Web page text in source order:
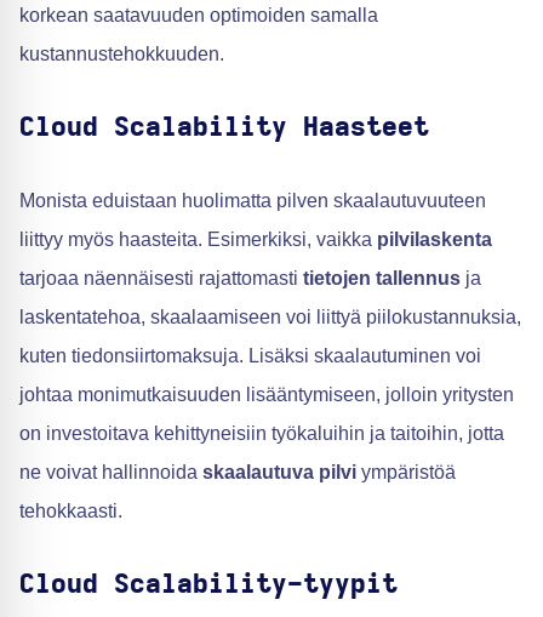
korkean saatavuuden optimoiden samalla
kustannustehokkuuden.
Cloud Scalability Haasteet
Monista eduistaan huolimatta pilven skaalautuvuuteen
liittyy myös haasteita. Esimerkiksi, vaikka pilvilaskenta
tarjoaa näennäisesti rajattomasti tietojen tallennus ja
laskentatehoa, skaalaamiseen voi liittyä piilokustannuksia,
kuten tiedonsiirtomaksuja. Lisäksi skaalautuminen voi
johtaa monimutkaisuuden lisääntymiseen, jolloin yritysten
on investoitava kehittyneisiin työkaluihin ja taitoihin, jotta
ne voivat hallinnoida skaalautuva pilvi ympäristöä
tehokkaasti.
Cloud Scalability-tyypit